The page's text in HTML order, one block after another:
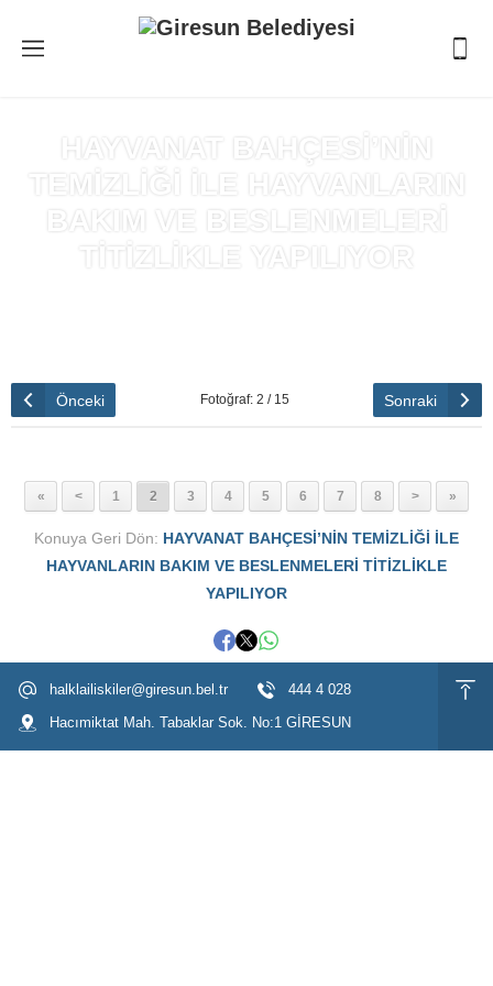
HAYVANAT BAHÇESİ’NİN
TEMİZLİĞİ İLE HAYVANLARIN
BAKIM VE BESLENMELERİ
TİTİZLİKLE YAPILIYOR
Önceki Fotoğraf: 2 / 15 Sonraki
« < 1 2 3 4 5 6 7 8 > »
Konuya Geri Dön: HAYVANAT BAHÇESİ’NİN TEMİZLİĞİ İLE
HAYVANLARIN BAKIM VE BESLENMELERİ TİTİZLİKLE
YAPILIYOR
halklailiskiler@giresun.bel.tr
444 4 028
Hacımiktat Mah. Tabaklar Sok. No:1 GİRESUN